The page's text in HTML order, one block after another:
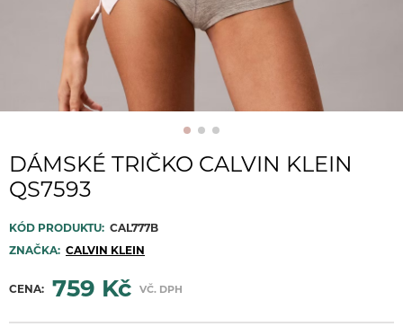
DÁMSKÉ TRIČKO CALVIN KLEIN
QS7593
KÓD PRODUKTU: CAL777B
ZNAČKA: CALVIN KLEIN
CENA: 759 Kč VČ. DPH